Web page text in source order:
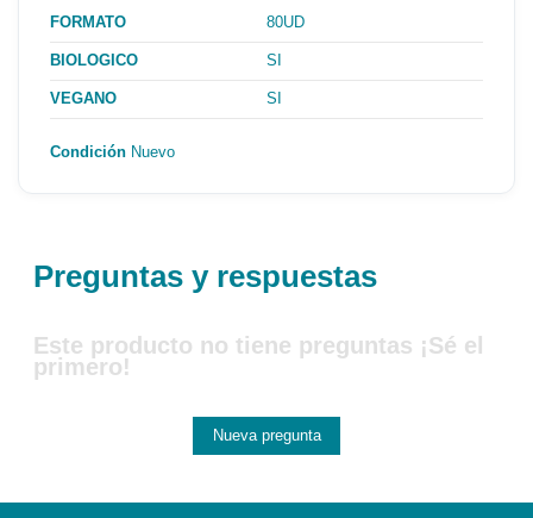
FORMATO 80UD
BIOLOGICO SI
VEGANO SI
Condición Nuevo
Preguntas y respuestas
Este producto no tiene preguntas ¡Sé el
primero!
Nueva pregunta